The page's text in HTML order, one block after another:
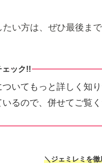
い方は、ぜひ最後ま
ェック!!
いてもっと詳しく知
るので、併せてご覧く
＼ジェミレミを